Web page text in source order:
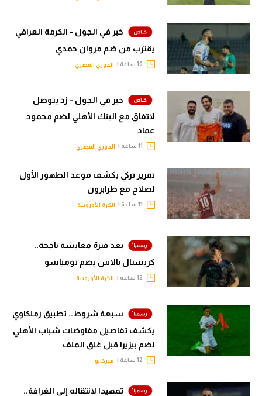
Gamers
ميركاتو
تقرير في الجول
تحليل في الجول
كويز في الجول
فيديو في الجول
خبر في الجول - الكرمة العراقي
يقترب من ضم مروان حمدي
الدوري المصري
خبر في الجول - زد يتوصل
لاتفاق مع البنك الأهلي لضم محمود
عماد
الدوري المصري
تقرير تركي يكشف موعد الظهور الأول
لصلاح مع طرابزون
الكرة الأوروبية
بعد فترة معايشة ناجحة..
كريستال بالاس يضم تومياسو
الكرة الأوروبية
سبعة شروط.. تطبيق زملكاوي
يكشف تفاصيل مفاوضات شباب الأهلي
لضم بيزيرا قبل غلق الملف
ميركاتو
تمهيدا لانتقاله إلى الغرافة..